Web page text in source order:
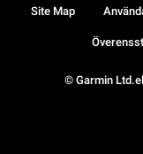
© Garmin
Site Map